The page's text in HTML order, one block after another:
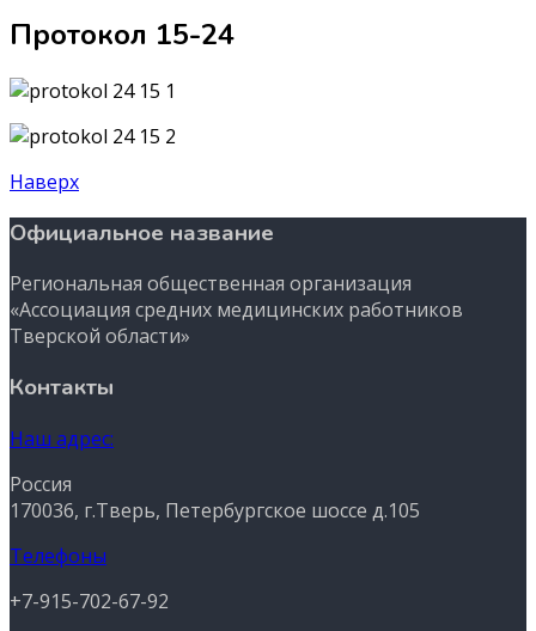
Протокол 15-24
Наверх
Официальное название
Региональная общественная организация
«Ассоциация средних медицинских работников
Тверской области»
Контакты
Наш адрес:
Россия
170036, г.Тверь, Петербургское шоссе д.105
Телефоны
+7-915-702-67-92